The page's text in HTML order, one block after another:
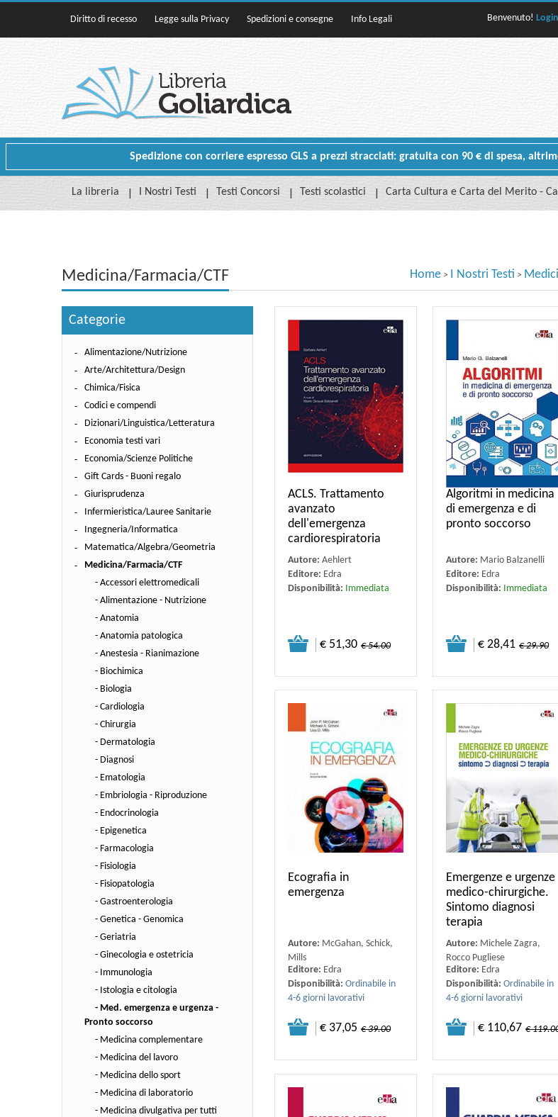
Diritto di recesso Legge sulla Privacy Spedizioni e consegne Info Legali Benvenuto! Login
Spedizione con corriere espresso GLS a prezzi stracciati: gratuita con 90 € di spesa,
La libreria I Nostri Testi Testi Concorsi Testi scolastici Carta Cultura e Carta del Merito -
Medicina/Farmacia/CTF Home > I Nostri Testi >
Categorie
Alimentazione/Nutrizione
Arte/Architettura/Design
Chimica/Fisica
Codici e compendi
Dizionari/Linguistica/Letteratura
Economia testi vari
Economia/Scienze Politiche
Gift Cards - Buoni regalo
Giurisprudenza
Infermieristica/Lauree Sanitarie
Ingegneria/Informatica
Matematica/Algebra/Geometria
Medicina/Farmacia/CTF
- Accessori elettromedicali
- Alimentazione - Nutrizione
- Anatomia
- Anatomia patologica
- Anestesia - Rianimazione
- Biochimica
- Biologia
- Cardiologia
- Chirurgia
- Dermatologia
- Diagnosi
- Ematologia
- Embriologia - Riproduzione
- Endocrinologia
- Epigenetica
- Farmacologia
- Fisiologia
- Fisiopatologia
- Gastroenterologia
- Genetica - Genomica
- Geriatria
- Ginecologia e ostetricia
- Immunologia
- Istologia e citologia
- Med. emergenza e urgenza -
Pronto soccorso
- Medicina complementare
- Medicina del lavoro
- Medicina dello sport
- Medicina di laboratorio
- Medicina divulgativa per tutti
ACLS. Trattamento
avanzato
dell'emergenza
cardiorespiratoria
Autore: Aehlert
Editore: Edra
Disponibilità: Immediata
€ 51,30 € 54.00
Algoritmi in medicina
di emergenza e di
pronto soccorso
Autore: Mario Balzanelli
Editore: Edra
Disponibilità: Immediata
€ 28,41 € 29.90
Ecografia in
emergenza
Autore: McGahan, Schick,
Mills
Editore: Edra
Disponibilità: Ordinabile in
4-6 giorni lavorativi
€ 37,05 € 39.00
Emergenze e urgenze
medico-chirurgiche.
Sintomo diagnosi
terapia
Autore: Michele Zagra,
Rocco Pugliese
Editore: Edra
Disponibilità:Ordinabile in
4-6 giorni lavorativi
€ 110,67 €
Dettagli